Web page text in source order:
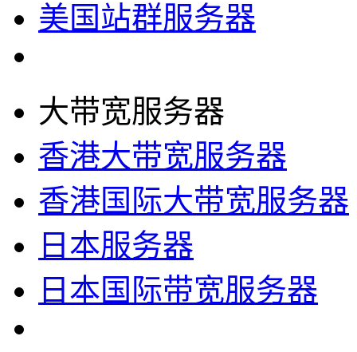
美国站群服务器
大带宽服务器
香港大带宽服务器
香港国际大带宽服务器
日本服务器
日本国际带宽服务器